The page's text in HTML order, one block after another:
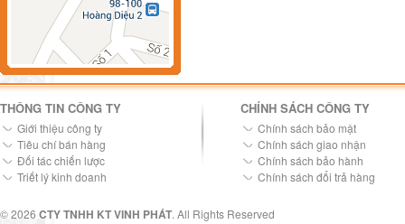
THÔNG TIN CÔNG TY
Giới thiệu công ty
Tiêu chí bán hàng
Đối tác chiến lược
Triết lý kinh doanh
CHÍNH SÁCH CÔNG TY
Chính sách bảo mật
Chính sách giao nhận
Chính sách bảo hành
Chính sách đổi trả hàng
© 2026 CTY TNHH KT VINH PHÁT. All Rights Reserved